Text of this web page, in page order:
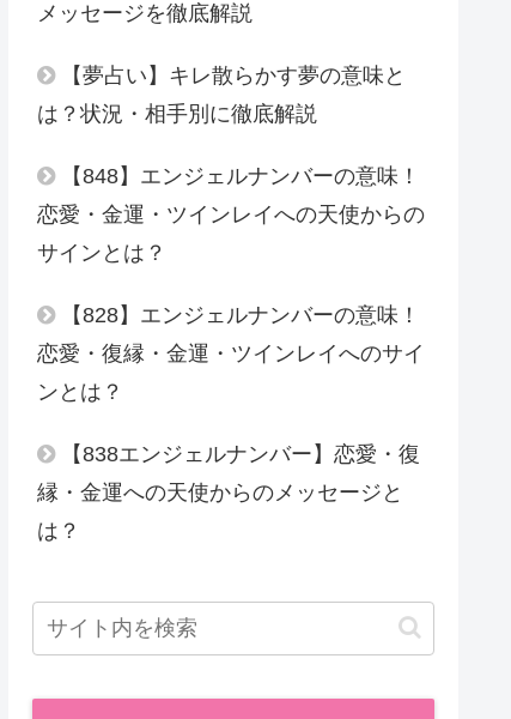
メッセージを徹底解説
【夢占い】キレ散らかす夢の意味と
は？状況・相手別に徹底解説
【848】エンジェルナンバーの意味！
恋愛・金運・ツインレイへの天使からの
サインとは？
【828】エンジェルナンバーの意味！
恋愛・復縁・金運・ツインレイへのサイ
ンとは？
【838エンジェルナンバー】恋愛・復
縁・金運への天使からのメッセージと
は？